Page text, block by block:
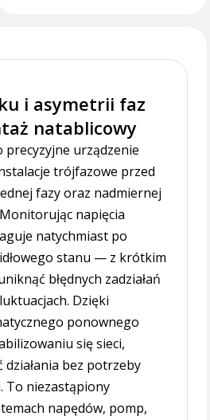
i asymetrii faz
natablicowy
precyzyjne urządzenie
trójfazowe przed
fazy oraz nadmiernej
napięcia
natychmiast po
stanu — z krótkim
błędnych zadziałań
Dzięki
ponownego
się sieci,
działania bez potrzeby
To niezastąpiony
napędów, pomp,